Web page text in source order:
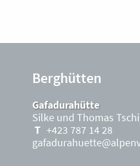
Berghütten
Gafadurahütte
Silke und Thomas
+423 787 14 28